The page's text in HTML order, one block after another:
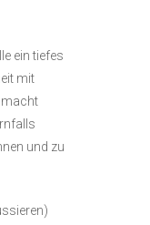
ein tiefes
mit
macht
und zu